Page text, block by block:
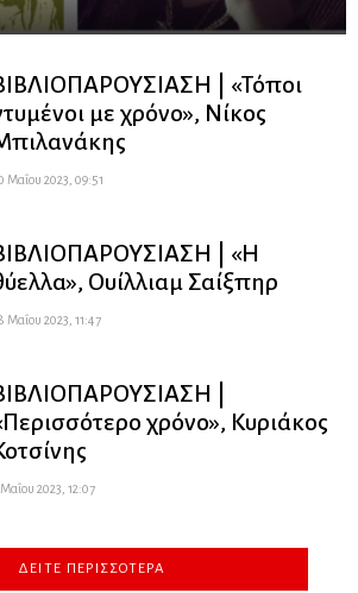
| «Τόποι
με χρόνο», Νίκος
Μαΐου 2023, 09:51
| «Η
Ουίλλιαμ Σαίξπηρ
Μαΐου 2023, 11:47
|
χρόνο», Κυριάκος
2023, 12:07
ΔΕΊΤΕ ΠΕΡΙΣΣΌΤΕΡΑ